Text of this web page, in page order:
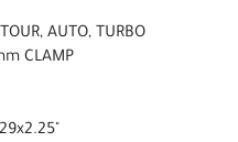
AUTO, TURBO
CLAMP